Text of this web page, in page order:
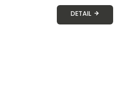
DETAIL